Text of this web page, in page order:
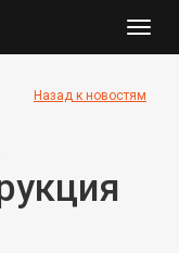
Назад к новостям